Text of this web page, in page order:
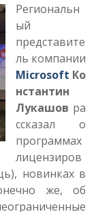
Региональн
ый
представите
ль компании
Microsoft Ко
нстантин
Лукашов ра
ссказал о
программах
лицензиров
новинках в
же, об